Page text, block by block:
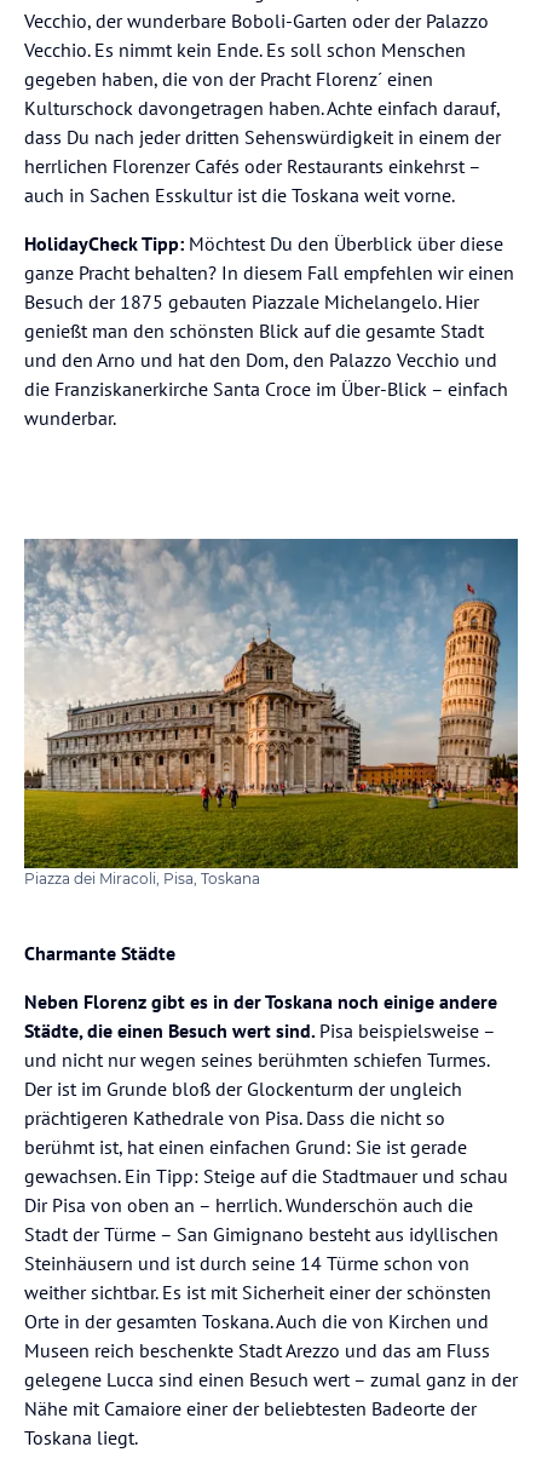
Vecchio, der wunderbare Boboli-Garten oder der Palazzo
Vecchio. Es nimmt kein Ende. Es soll schon Menschen
gegeben haben, die von der Pracht Florenz´ einen
Kulturschock davongetragen haben. Achte einfach darauf,
dass Du nach jeder dritten Sehenswürdigkeit in einem der
herrlichen Florenzer Cafés oder Restaurants einkehrst –
auch in Sachen Esskultur ist die Toskana weit vorne.
HolidayCheck Tipp: Möchtest Du den Überblick über diese
ganze Pracht behalten? In diesem Fall empfehlen wir einen
Besuch der 1875 gebauten Piazzale Michelangelo. Hier
genießt man den schönsten Blick auf die gesamte Stadt
und den Arno und hat den Dom, den Palazzo Vecchio und
die Franziskanerkirche Santa Croce im Über-Blick – einfach
wunderbar.
Piazza dei Miracoli, Pisa, Toskana
Charmante Städte
Neben Florenz gibt es in der Toskana noch einige andere
Städte, die einen Besuch wert sind. Pisa beispielsweise –
und nicht nur wegen seines berühmten schiefen Turmes.
Der ist im Grunde bloß der Glockenturm der ungleich
prächtigeren Kathedrale von Pisa. Dass die nicht so
berühmt ist, hat einen einfachen Grund: Sie ist gerade
gewachsen. Ein Tipp: Steige auf die Stadtmauer und schau
Dir Pisa von oben an – herrlich. Wunderschön auch die
Stadt der Türme – San Gimignano besteht aus idyllischen
Steinhäusern und ist durch seine 14 Türme schon von
weither sichtbar. Es ist mit Sicherheit einer der schönsten
Orte in der gesamten Toskana. Auch die von Kirchen und
Museen reich beschenkte Stadt Arezzo und das am Fluss
gelegene Lucca sind einen Besuch wert – zumal ganz in der
Nähe mit Camaiore einer der beliebtesten Badeorte der
Toskana liegt.